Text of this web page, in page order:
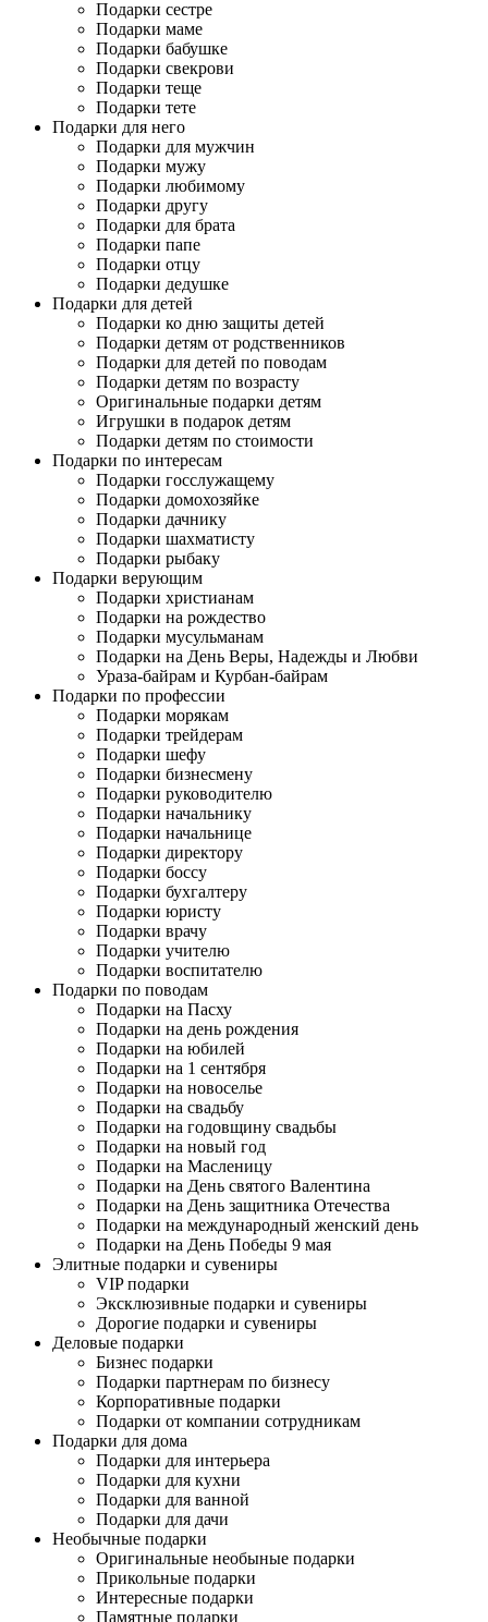
Подарки сестре
Подарки маме
Подарки бабушке
Подарки свекрови
Подарки теще
Подарки тете
Подарки для него
Подарки для мужчин
Подарки мужу
Подарки любимому
Подарки другу
Подарки для брата
Подарки папе
Подарки отцу
Подарки дедушке
Подарки для детей
Подарки ко дню защиты детей
Подарки детям от родственников
Подарки для детей по поводам
Подарки детям по возрасту
Оригинальные подарки детям
Игрушки в подарок детям
Подарки детям по стоимости
Подарки по интересам
Подарки госслужащему
Подарки домохозяйке
Подарки дачнику
Подарки шахматисту
Подарки рыбаку
Подарки верующим
Подарки христианам
Подарки на рождество
Подарки мусульманам
Подарки на День Веры, Надежды и Любви
Ураза-байрам и Курбан-байрам
Подарки по профессии
Подарки морякам
Подарки трейдерам
Подарки шефу
Подарки бизнесмену
Подарки руководителю
Подарки начальнику
Подарки начальнице
Подарки директору
Подарки боссу
Подарки бухгалтеру
Подарки юристу
Подарки врачу
Подарки учителю
Подарки воспитателю
Подарки по поводам
Подарки на Пасху
Подарки на день рождения
Подарки на юбилей
Подарки на 1 сентября
Подарки на новоселье
Подарки на свадьбу
Подарки на годовщину свадьбы
Подарки на новый год
Подарки на Масленицу
Подарки на День святого Валентина
Подарки на День защитника Отечества
Подарки на международный женский день
Подарки на День Победы 9 мая
Элитные подарки и сувениры
VIP подарки
Эксклюзивные подарки и сувениры
Дорогие подарки и сувениры
Деловые подарки
Бизнес подарки
Подарки партнерам по бизнесу
Корпоративные подарки
Подарки от компании сотрудникам
Подарки для дома
Подарки для интерьера
Подарки для кухни
Подарки для ванной
Подарки для дачи
Необычные подарки
Оригинальные необыные подарки
Прикольные подарки
Интересные подарки
Памятные подарки